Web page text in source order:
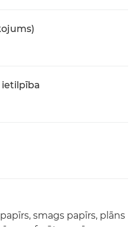
ietilpība
smags papīrs, plāns